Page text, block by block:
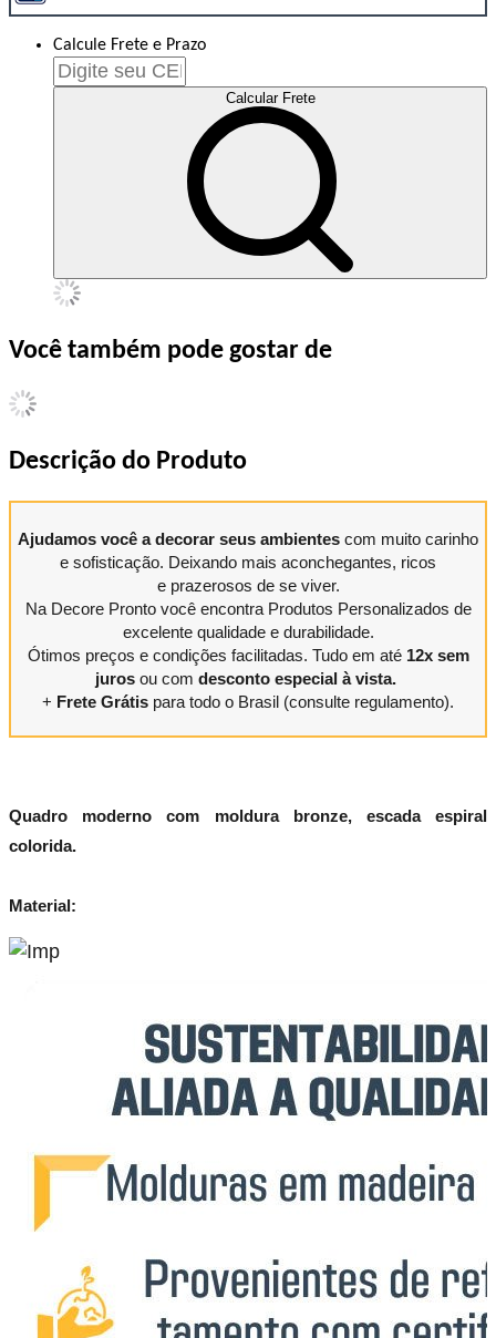
Calcule Frete e Prazo
Calcular Frete
Você também pode gostar de
Descrição do Produto
Ajudamos você a decorar seus ambientes com muito carinho
e sofisticação. Deixando mais aconchegantes, ricos
e prazerosos de se viver.
Na Decore Pronto você encontra Produtos Personalizados de
excelente qualidade e durabilidade.
Ótimos preços e condições facilitadas. Tudo em até 12x sem
juros ou com desconto especial à vista.
+ Frete Grátis para todo o Brasil (consulte regulamento).
Quadro moderno com moldura bronze, escada espiral
colorida.
Material: